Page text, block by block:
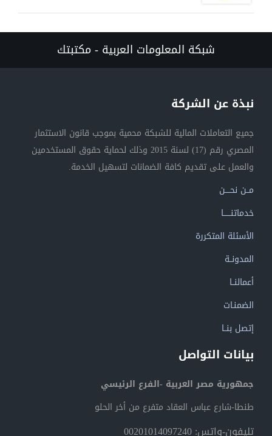
شبكة المعلومات العربية - مكتبتك
نبذة عن الشركة
جميع التعاملات المالية للشبكة محمية بموجب قانون الاستثمار
المصري رقم (17) لسنة 2015 وذلك لحماية حقوق المستخدمين
والعمل على تقديم كافة الضمانات لتسهيل الخدمة.
مــن نحــــن
خدماتنــــــا
الأسئلة المتكررة
المدونــة
أعمالنــا
الضمنـات
إتصل بنــا
بيانات التواصل
جمهورية مصر العربية -الفرع الرئيسي
طنطا-شارع عباس العقاد متفرع من أخر الحلو
تليفون-واتس: 00201014097240